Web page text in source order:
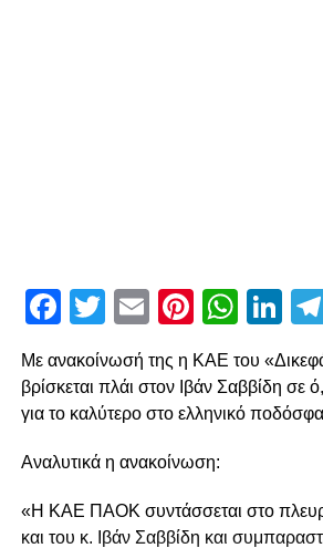
Facebook
Twitter
Email
Με ανακοίνωσή της η ΚΑΕ του
βρίσκεται πλάι στον Ιβάν Σαββίδη σε
για το καλύτερο στο ελληνικό
Αναλυτικά η ανακοίνωση:
«Η ΚΑΕ ΠΑΟΚ συντάσσεται στο
και του κ. Ιβάν Σαββίδη και